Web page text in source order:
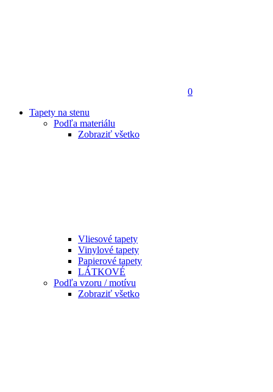
0
Tapety na stenu
Podľa materiálu
Zobraziť všetko
Vliesové tapety
Vinylové tapety
Papierové tapety
LÁTKOVÉ
Podľa vzoru / motívu
Zobraziť všetko